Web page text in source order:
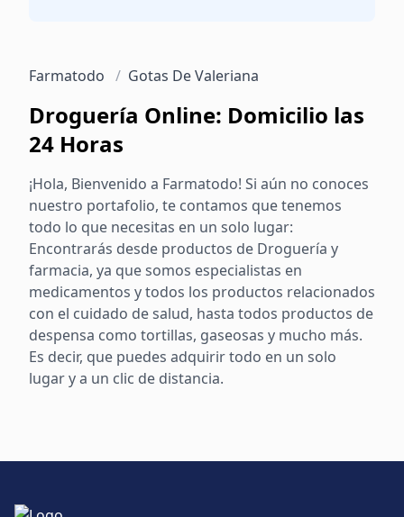
Farmatodo / Gotas De Valeriana
Droguería Online: Domicilio las
24 Horas
¡Hola, Bienvenido a Farmatodo! Si aún no conoces
nuestro portafolio, te contamos que tenemos
todo lo que necesitas en un solo lugar:
Encontrarás desde productos de Droguería y
farmacia, ya que somos especialistas en
medicamentos y todos los productos relacionados
con el cuidado de salud, hasta todos productos de
despensa como tortillas, gaseosas y mucho más.
Es decir, que puedes adquirir todo en un solo
lugar y a un clic de distancia.